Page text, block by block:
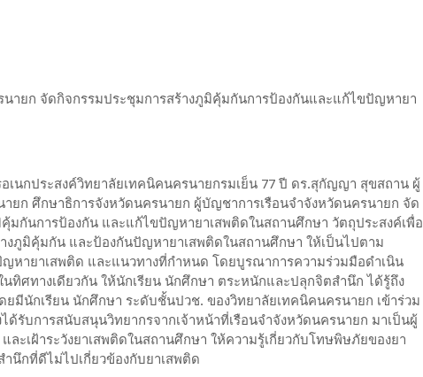
ายก จัดกิจกรรมประชุมการสร้างภูมิคุ้มกันการป้องกันและแก้ไขปัญหายา
เนกประสงค์วิทยาลัยเทคนิคนครนายกรมเย็น 77 ปี ดร.สุกัญญา สุขสถาน ผู้
ยก ศึกษาธิการจังหวัดนครนายก ผู้บัญชาการเรือนจำจังหวัดนครนายก จัด
มกันการป้องกัน และแก้ไขปัญหายาเสพติดในสถานศึกษา วัตถุประสงค์เพื่อ
งภูมิคุ้มกัน และป้องกันปัญหายาเสพติดในสถานศึกษา ให้เป็นไปตาม
หายาเสพติด และแนวทางที่กำหนด โดยบูรณาการความร่วมมือดำเนิน
นทิศทางเดียวกัน ให้นักเรียน นักศึกษา ตระหนักและปลุกจิตสำนึก ได้รู้ถึง
มีนักเรียน นักศึกษา ระดับชั้นปวช. ของวิทยาลัยเทคนิคนครนายก เข้าร่วม
ด้รับการสนับสนุนวิทยากรจากเจ้าหน้าที่เรือนจำจังหวัดนครนายก มาเป็นผู้
ละเฝ้าระวังยาเสพติดในสถานศึกษา ให้ความรู้เกี่ยวกับโทษพิษภัยของยา
นึกที่ดีไม่ไปเกี่ยวข้องกับยาเสพติด